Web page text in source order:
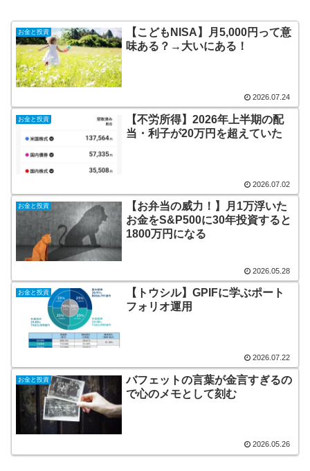
お金と投資
【こどもNISA】月5,000円って意
味ある？→大いにある！
2026.07.24
お金と投資
【不労所得】2026年上半期の配
当・利子が20万円を超えていた
2026.07.02
お金と投資
【お弁当の威力！】月1万浮いた
お金をS&P500に30年投資すると
1800万円になる
2026.05.28
お金と投資
【トウシル】GPIFに学ぶポート
フォリオ運用
2026.07.22
お金と投資
バフェットの言葉が金言すぎるの
で心のメモとして刻む
2026.05.26